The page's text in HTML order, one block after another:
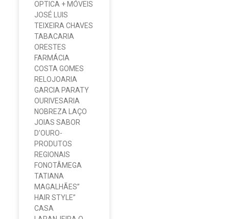
OPTICA + MÓVEIS
JOSÉ LUIS
TEIXEIRA CHAVES
TABACARIA
ORESTES
FARMÁCIA
COSTA GOMES
RELOJOARIA
GARCIA PARATY
OURIVESARIA
NOBREZA LAÇO
JOIAS SABOR
D’OURO-
PRODUTOS
REGIONAIS
FONOTÂMEGA
TATIANA
MAGALHÃES”
HAIR STYLE”
CASA